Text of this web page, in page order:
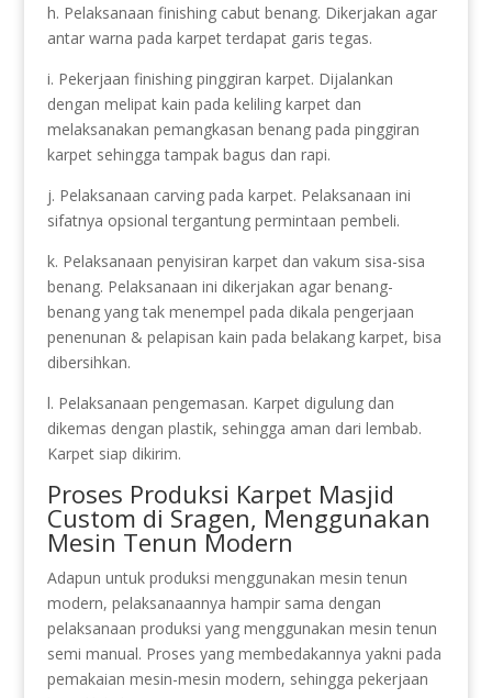
h. Pelaksanaan finishing cabut benang. Dikerjakan agar
antar warna pada karpet terdapat garis tegas.
i. Pekerjaan finishing pinggiran karpet. Dijalankan
dengan melipat kain pada keliling karpet dan
melaksanakan pemangkasan benang pada pinggiran
karpet sehingga tampak bagus dan rapi.
j. Pelaksanaan carving pada karpet. Pelaksanaan ini
sifatnya opsional tergantung permintaan pembeli.
k. Pelaksanaan penyisiran karpet dan vakum sisa-sisa
benang. Pelaksanaan ini dikerjakan agar benang-
benang yang tak menempel pada dikala pengerjaan
penenunan & pelapisan kain pada belakang karpet, bisa
dibersihkan.
l. Pelaksanaan pengemasan. Karpet digulung dan
dikemas dengan plastik, sehingga aman dari lembab.
Karpet siap dikirim.
Proses Produksi Karpet Masjid
Custom di Sragen, Menggunakan
Mesin Tenun Modern
Adapun untuk produksi menggunakan mesin tenun
modern, pelaksanaannya hampir sama dengan
pelaksanaan produksi yang menggunakan mesin tenun
semi manual. Proses yang membedakannya yakni pada
pemakaian mesin-mesin modern, sehingga pekerjaan